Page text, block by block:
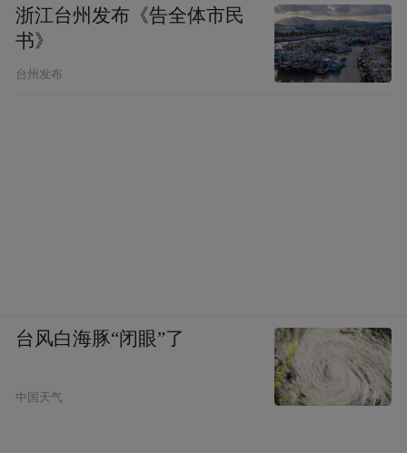
浙江台州发布《告全体市民
书》
台州发布
台风白海豚“闭眼”了
中国天气